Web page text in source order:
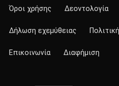
Όροι χρήσης Δεοντολογία
Δήλωση εχεμύθειας
Επικοινωνία Διαφήμιση